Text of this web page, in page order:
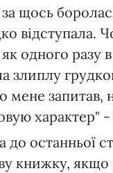
щось
відступала.
одного разу
злиплу
мене запитав,
характер" -
до останньої
книжку, якщо